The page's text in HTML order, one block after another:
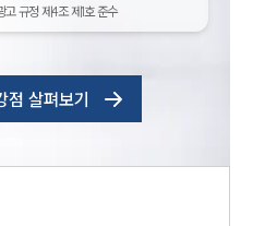
고 규정 제4조 제1호 준수
점 살펴보기